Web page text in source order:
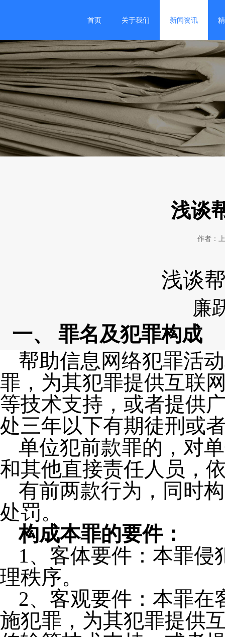
首页 关于我们 新闻资讯
2
浅谈
作者：
浅谈
廉
一、 罪名及犯罪构成
帮助信息网络犯罪活
罪，为其犯罪提供互联
等技术支持，或者提供
处三年以下有期徒刑或
单位犯前款罪的，对
和其他直接责任人员，
有前两款行为，同时
处罚。
构成本罪的要件：
1、客体要件：本罪侵
理秩序。
2、客观要件：本罪在
施犯罪，为其犯罪提供